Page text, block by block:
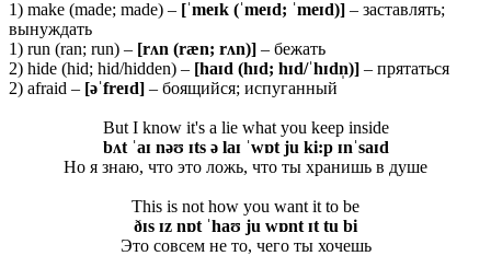
1) make (made; made) – [ˈmeɪk (ˈmeɪd; ˈmeɪd)] – заставлять;
вынуждать
1) run (ran; run) – [rʌn (ræn; rʌn)] – бежать
2) hide (hid; hid/hidden) – [haɪd (hɪd; hɪd/ˈhɪdn̩)] – прятаться
2) afraid – [əˈfreɪd] – боящийся; испуганный
But I know it's a lie what you keep inside
bʌt ˈaɪ nəʊ ɪts ə laɪ ˈwɒt ju ki:p ɪnˈsaɪd
Но я знаю, что это ложь, что ты хранишь в душе
This is not how you want it to be
ðɪs ɪz nɒt ˈhaʊ ju wɒnt ɪt tu bi
Это совсем не то, чего ты хочешь